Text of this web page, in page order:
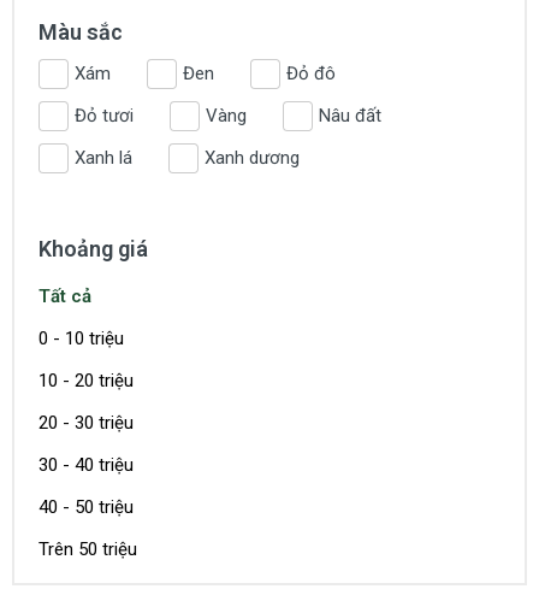
Màu sắc
Xám Đen
Đỏ đô
Đỏ tươi
Vàng
Nâu đất
Xanh lá
Xanh dương
Khoảng giá
Tất cả
0 - 10 triệu
10 - 20 triệu
20 - 30 triệu
30 - 40 triệu
40 - 50 triệu
Trên 50 triệu